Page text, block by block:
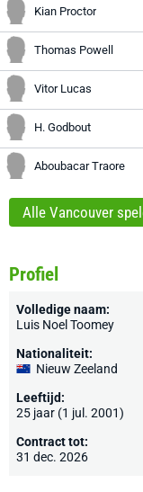
Kian Proctor
Thomas Powell
Vitor Lucas
H. Godbout
Aboubacar Traore
Alle Vancouver
Profiel
Volledige naam:
Luis Noel Toomey
Nationaliteit:
Nieuw Zeeland
Leeftijd:
25 jaar (1 jul. 2001)
Contract tot:
31 dec. 2026